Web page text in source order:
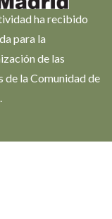
ha recibido
para la
de las
de la Comunidad de